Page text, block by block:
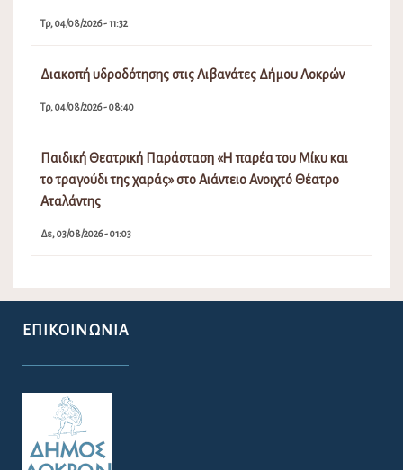
Τρ, 04/08/2026 - 11:32
Διακοπή υδροδότησης στις Λιβανάτες Δήμου Λοκρών
Τρ, 04/08/2026 - 08:40
Παιδική Θεατρική Παράσταση «Η παρέα του Μίκυ και
το τραγούδι της χαράς» στο Αιάντειο Ανοιχτό Θέατρο
Αταλάντης
Δε, 03/08/2026 - 01:03
ΕΠΙΚΟΙΝΩΝΊΑ